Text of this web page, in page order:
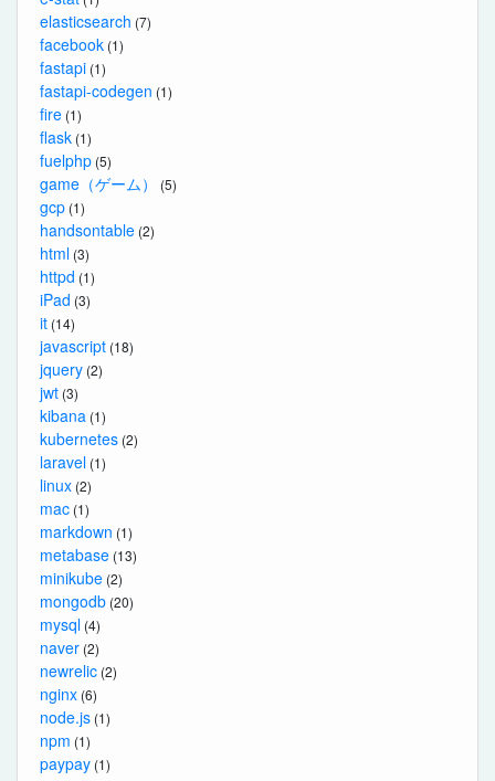
elasticsearch (7)
facebook (1)
fastapi (1)
fastapi-codegen (1)
fire (1)
flask (1)
fuelphp (5)
game（ゲーム） (5)
gcp (1)
handsontable (2)
html (3)
httpd (1)
iPad (3)
it (14)
javascript (18)
jquery (2)
jwt (3)
kibana (1)
kubernetes (2)
laravel (1)
linux (2)
mac (1)
markdown (1)
metabase (13)
minikube (2)
mongodb (20)
mysql (4)
naver (2)
newrelic (2)
nginx (6)
node.js (1)
npm (1)
paypay (1)